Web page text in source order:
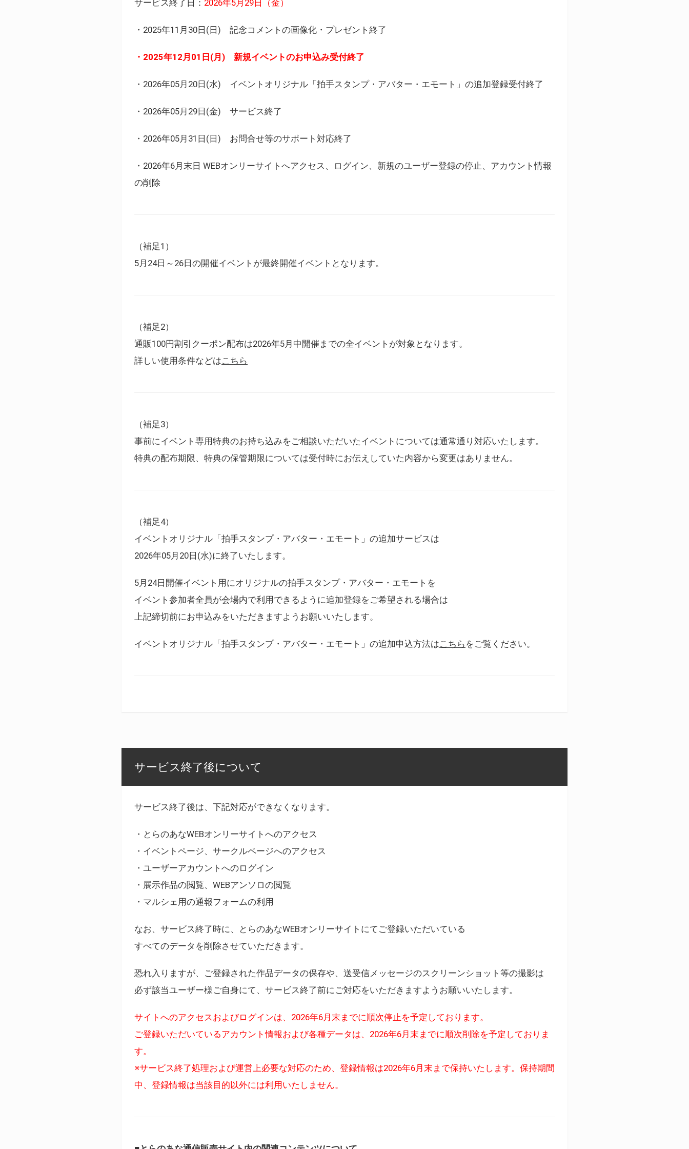
サービス終了日： 2026年5月29日（金）
・2025年11月30日(日) 記念コメントの画像化・プレゼント終了
・2025年12月01日(月) 新規イベントのお申込み受付終了
・2026年05月20日(水) イベントオリジナル「拍手スタンプ・アバター・エモート」の追加登録受付終了
・2026年05月29日(金) サービス終了
・2026年05月31日(日) お問合せ等のサポート対応終了
・2026年6月末日 WEBオンリーサイトへアクセス、ログイン、新規のユーザー登録の停止、アカウント情報
の削除
（補足1）
5月24日～26日の開催イベントが最終開催イベントとなります。
（補足2）
通販100円割引クーポン配布は2026年5月中開催までの全イベントが対象となります。
詳しい使用条件などはこちら
（補足3）
事前にイベント専用特典のお持ち込みをご相談いただいたイベントについては通常通り対応いたします。
特典の配布期限、特典の保管期限については受付時にお伝えしていた内容から変更はありません。
（補足4）
イベントオリジナル「拍手スタンプ・アバター・エモート」の追加サービスは
2026年05月20日(水)に終了いたします。
5月24日開催イベント用にオリジナルの拍手スタンプ・アバター・エモートを
イベント参加者全員が会場内で利用できるように追加登録をご希望される場合は
上記締切前にお申込みをいただきますようお願いいたします。
イベントオリジナル「拍手スタンプ・アバター・エモート」の追加申込方法はこちら をご覧ください。
サービス終了後について
サービス終了後は、下記対応ができなくなります。
・とらのあなWEBオンリーサイトへのアクセス
・イベントページ、サークルページへのアクセス
・ユーザーアカウントへのログイン
・展示作品の閲覧、WEBアンソロの閲覧
・マルシェ用の通報フォームの利用
なお、サービス終了時に、とらのあなWEBオンリーサイトにてご登録いただいている
すべてのデータを削除させていただきます。
恐れ入りますが、ご登録された作品データの保存や、送受信メッセージのスクリーンショット等の撮影は
必ず該当ユーザー様ご自身にて、サービス終了前にご対応をいただきますようお願いいたします。
サイトへのアクセスおよびログインは、2026年6月末までに順次停止を予定しております。
ご登録いただいているアカウント情報および各種データは、2026年6月末までに順次削除を予定しておりま
す。
※サービス終了処理および運営上必要な対応のため、登録情報は2026年6月末まで保持いたします。保持期間
中、登録情報は当該目的以外には利用いたしません。